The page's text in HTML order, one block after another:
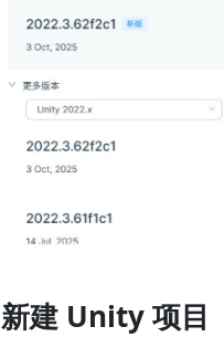
新建 Unity 项目